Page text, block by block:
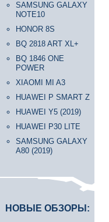
SAMSUNG GALAXY
NOTE10
HONOR 8S
BQ 2818 ART XL+
BQ 1846 ONE
POWER
XIAOMI MI A3
HUAWEI P SMART Z
HUAWEI Y5 (2019)
HUAWEI P30 LITE
SAMSUNG GALAXY
A80 (2019)
НОВЫЕ ОБЗОРЫ: